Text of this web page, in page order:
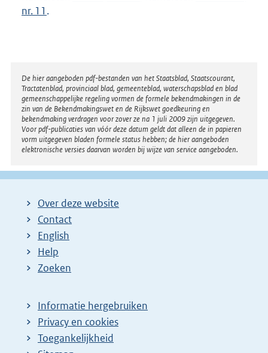
n
k
:
nr. 11 .
Disclaimer
De hier aangeboden pdf-bestanden van het Staatsblad, Staatscourant,
Tractatenblad, provinciaal blad, gemeenteblad, waterschapsblad en blad
gemeenschappelijke regeling vormen de formele bekendmakingen in de
zin van de Bekendmakingswet en de Rijkswet goedkeuring en
bekendmaking verdragen voor zover ze na 1 juli 2009 zijn uitgegeven.
Voor pdf-publicaties van vóór deze datum geldt dat alleen de in papieren
vorm uitgegeven bladen formele status hebben; de hier aangeboden
elektronische versies daarvan worden bij wijze van service aangeboden.
Over deze website
Contact
English
Help
Zoeken
Informatie hergebruiken
Privacy en cookies
Toegankelijkheid